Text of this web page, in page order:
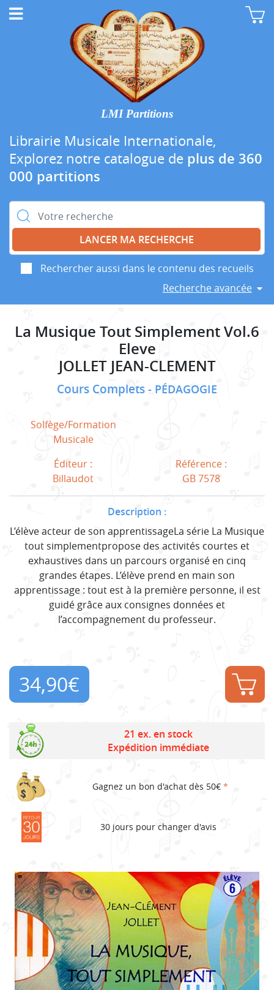
LMI Partitions
Librairie Musicale Internationale,
Explorez notre catalogue de plus de 360
000 partitions
Rechercher :
Rechercher aussi dans le contenu des recueils
Recherche avancée
La Musique Tout Simplement Vol.6
Eleve
JOLLET JEAN-CLEMENT
Cours Complets PÉDAGOGIE
Solfège/Formation
Musicale
Éditeur :
Billaudot
Référence :
GB 7578
Description :
L’élève acteur de son apprentissageLa série La Musique
tout simplementpropose des activités courtes et
exhaustives dans un parcours organisé en cinq
grandes étapes. L’élève prend en main son
apprentissage : tout est à la première personne, il est
guidé grâce aux consignes données et
l’accompagnement du professeur.
34,90€
21 ex. en stock
Expédition immédiate
Gagnez un bon d'achat dès 50€ *
30 jours pour changer d'avis